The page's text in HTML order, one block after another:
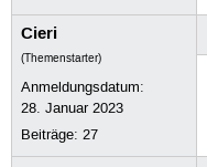
Cieri
(Themenstarter)
Anmeldungsdatum:
28. Januar 2023
Beiträge:27